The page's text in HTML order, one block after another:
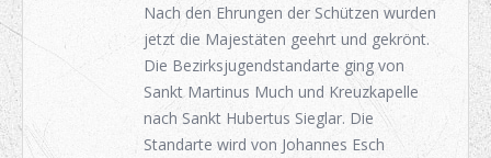
Nach den Ehrungen der Schützen wurden
jetzt die Majestäten geehrt und gekrönt.
Die Bezirksjugendstandarte ging von
Sankt Martinus Much und Kreuzkapelle
nach Sankt Hubertus Sieglar. Die
Standarte wird von Johannes Esch